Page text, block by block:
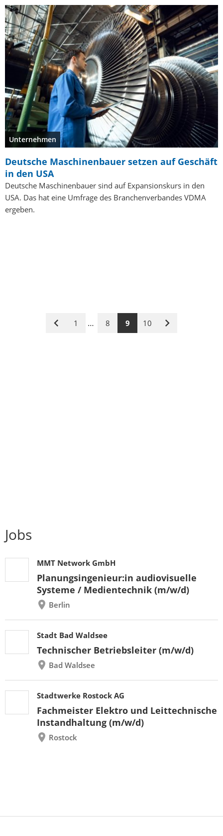
Unternehmen
Deutsche Maschinenbauer setzen auf Geschäft
in den USA
Deutsche Maschinenbauer sind auf Expansionskurs in den
USA. Das hat eine Umfrage des Branchenverbandes VDMA
ergeben.
Vorige
1 … 8 9 10
Nächste
Jobs
MMT Network GmbH
Planungsingenieur:in audiovisuelle
Systeme / Medientechnik (m/w/d)
Berlin
Stadt Bad Waldsee
Technischer Betriebsleiter (m/w/d)
Bad Waldsee
Stadtwerke Rostock AG
Fachmeister Elektro und Leittechnische
Instandhaltung (m/w/d)
Rostock